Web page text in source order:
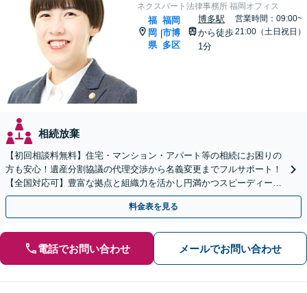
ネクスパート法律事務所 福岡オフィス
福
岡
県
|
福岡
市博
多区
博多駅
から徒歩
1分
営業時間：09:00~
21:00（土日祝日）
相続放棄
【初回相談料無料】住宅・マンション・アパート等の相続にお困りの
方も安心！遺産分割協議の代理交渉から名義変更までフルサポート！
【全国対応可】豊富な拠点と組織力を活かし円満かつスピーディーに
相続手続きをお手伝いします【取扱い実績2000件以上】
料金表を見る
電話でお問い合わせ メールでお問い合わせ